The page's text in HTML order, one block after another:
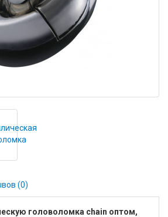
(0)
головоломка chain оптом,